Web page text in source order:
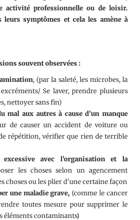
activité professionnelle ou de loisir.
leurs symptômes et cela les amène à
souvent observées :
, (par la saleté, les microbes, la
Se laver, prendre plusieurs
nettoyer sans fin)
mal aux autres à cause d’un manque
de causer un accident de voiture ou
répétition, vérifier que rien de terrible
excessive avec l’organisation et la
les choses selon un agencement
choses ou les plier d’une certaine façon
une maladie grave, (comme le cancer
toutes mesure pour supprimer le
éléments contaminants)